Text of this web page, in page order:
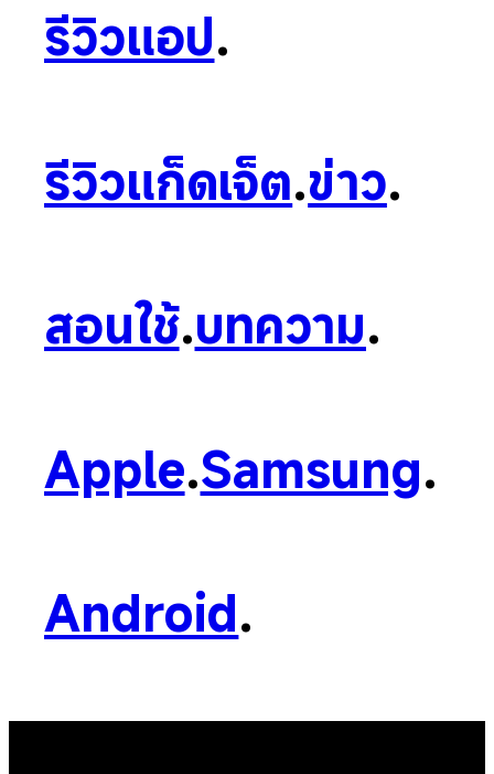
รีวิวแอป.
รีวิวแก็ดเจ็ต.ข่าว.
สอนใช้.บทความ.
Apple.Samsung.
Android.